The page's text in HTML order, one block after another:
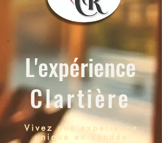
L'expérience
Clartière
Vivez une expérience
unique en Vendée